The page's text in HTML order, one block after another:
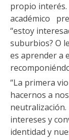
propio
académico
“estoy
suburbios? O
es aprender a
“La primera
hacernos a
intereses y
identidad y